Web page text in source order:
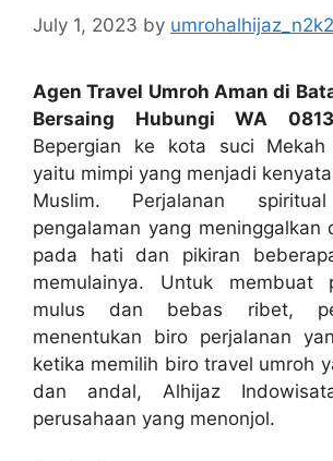
July 1, 2023 by
Agen Travel Umroh Aman di
Bersaing Hubungi WA
Bepergian ke kota suci
yaitu mimpi yang menjadi
Muslim. Perjalanan
pengalaman yang meninggalkan
pada hati dan pikiran
memulainya. Untuk membuat
mulus dan bebas ribet,
menentukan biro perjalanan
ketika memilih biro travel umroh
dan andal, Alhijaz
perusahaan yang menonjol.